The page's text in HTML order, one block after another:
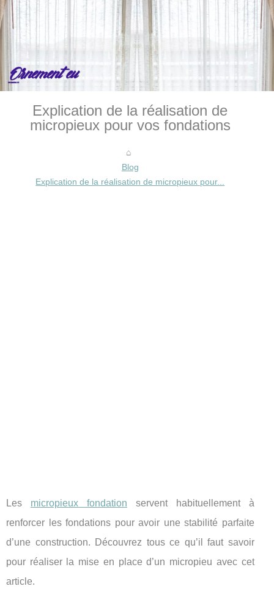
Explication de la réalisation de
micropieux pour vos fondations
Blog
Explication de la réalisation de micropieux pour...
Les micropieux fondation servent habituellement à
renforcer les fondations pour avoir une stabilité parfaite
d’une construction. Découvrez tous ce qu’il faut savoir
pour réaliser la mise en place d’un micropieu avec cet
article.